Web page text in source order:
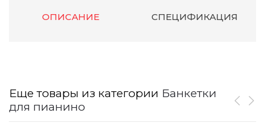
ОПИСАНИЕ СПЕЦИФИКАЦИЯ
Еще товары из категории Банкетки
для пианино